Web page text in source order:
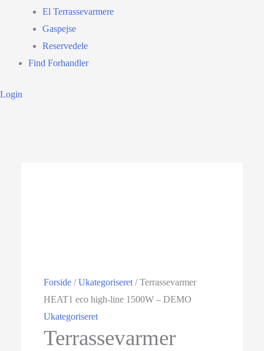
El Terrassevarmere
Gaspejse
Reservedele
Find Forhandler
Login
Forside /Ukategoriseret / Terrassevarmer
HEAT1 eco high-line 1500W – DEMO
Ukategoriseret
Terrassevarmer